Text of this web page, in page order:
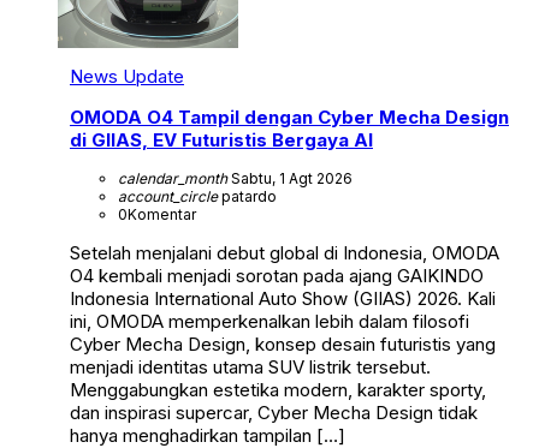
News Update
OMODA O4 Tampil dengan Cyber Mecha Design
di GIIAS, EV Futuristis Bergaya AI
calendar_monthSabtu, 1 Agt 2026
account_circlepatardo
0Komentar
Setelah menjalani debut global di Indonesia, OMODA
O4 kembali menjadi sorotan pada ajang GAIKINDO
Indonesia International Auto Show (GIIAS) 2026. Kali
ini, OMODA memperkenalkan lebih dalam filosofi
Cyber Mecha Design, konsep desain futuristis yang
menjadi identitas utama SUV listrik tersebut.
Menggabungkan estetika modern, karakter sporty,
dan inspirasi supercar, Cyber Mecha Design tidak
hanya menghadirkan tampilan […]